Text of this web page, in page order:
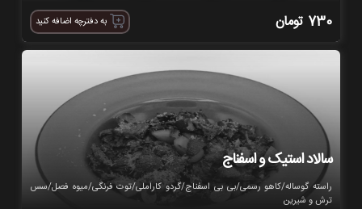
730 تومان به دفترچه اضافه کنید
سالاد استیک و اسفناج
راسته گوساله/کاهو رسمی/بی بی اسفناج/گردو کاراملی/توت فرنگی/میوه فصل/سس
ترش و شیرین